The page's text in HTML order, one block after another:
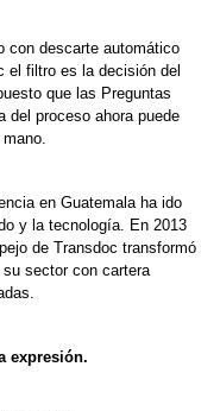
con descarte automático
el filtro es la decisión del
que las Preguntas
del proceso ahora puede
en Guatemala ha ido
y la tecnología. En 2013
de Transdoc transformó
sector con cartera
expresión.